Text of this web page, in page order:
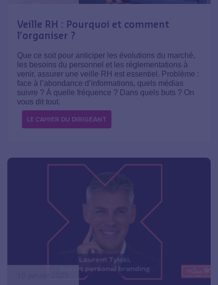
Veille RH : Pourquoi et comment
l’organiser ?
Que ce soit pour anticiper les évolutions du marché,
les besoins du personnel et les réglementations à
venir, assurer une veille RH est essentiel. Problème :
face à l’abondance d’informations, quels médias
suivre ? À quelle fréquence ? Dans quels buts ? On
vous dit tout.
LE CAHIER DU DIRIGEANT